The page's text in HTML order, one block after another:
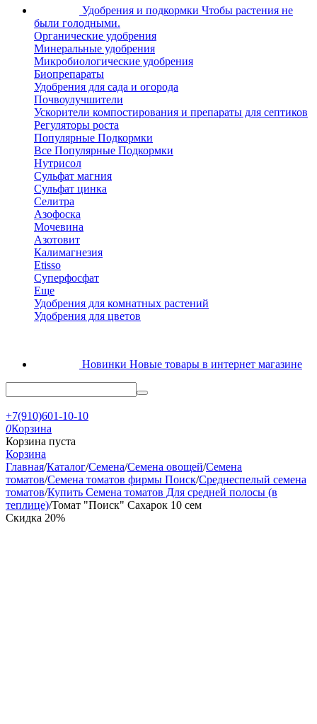
Удобрения и подкормки Чтобы растения не
были голодными.
Органические удобрения
Минеральные удобрения
Микробиологические удобрения
Биопрепараты
Удобрения для сада и огорода
Почвоулучшители
Ускорители компостирования и препараты для септиков
Регуляторы роста
Популярные Подкормки
Все Популярные Подкормки
Нутрисол
Сульфат магния
Сульфат цинка
Селитра
Азофоска
Мочевина
Азотовит
Калимагнезия
Etisso
Суперфосфат
Еще
Удобрения для комнатных растений
Удобрения для цветов
Новинки Новые товары в интернет магазине
+7(910)601-10-10
0Корзина
Корзина пуста
Корзина
Главная/Каталог/Семена/Семена овощей/Семена
томатов/Семена томатов фирмы Поиск/Среднеспелый семена
томатов/Купить Семена томатов Для средней полосы (в
теплице)/Томат "Поиск" Сахарок 10 сем
Скидка 20%